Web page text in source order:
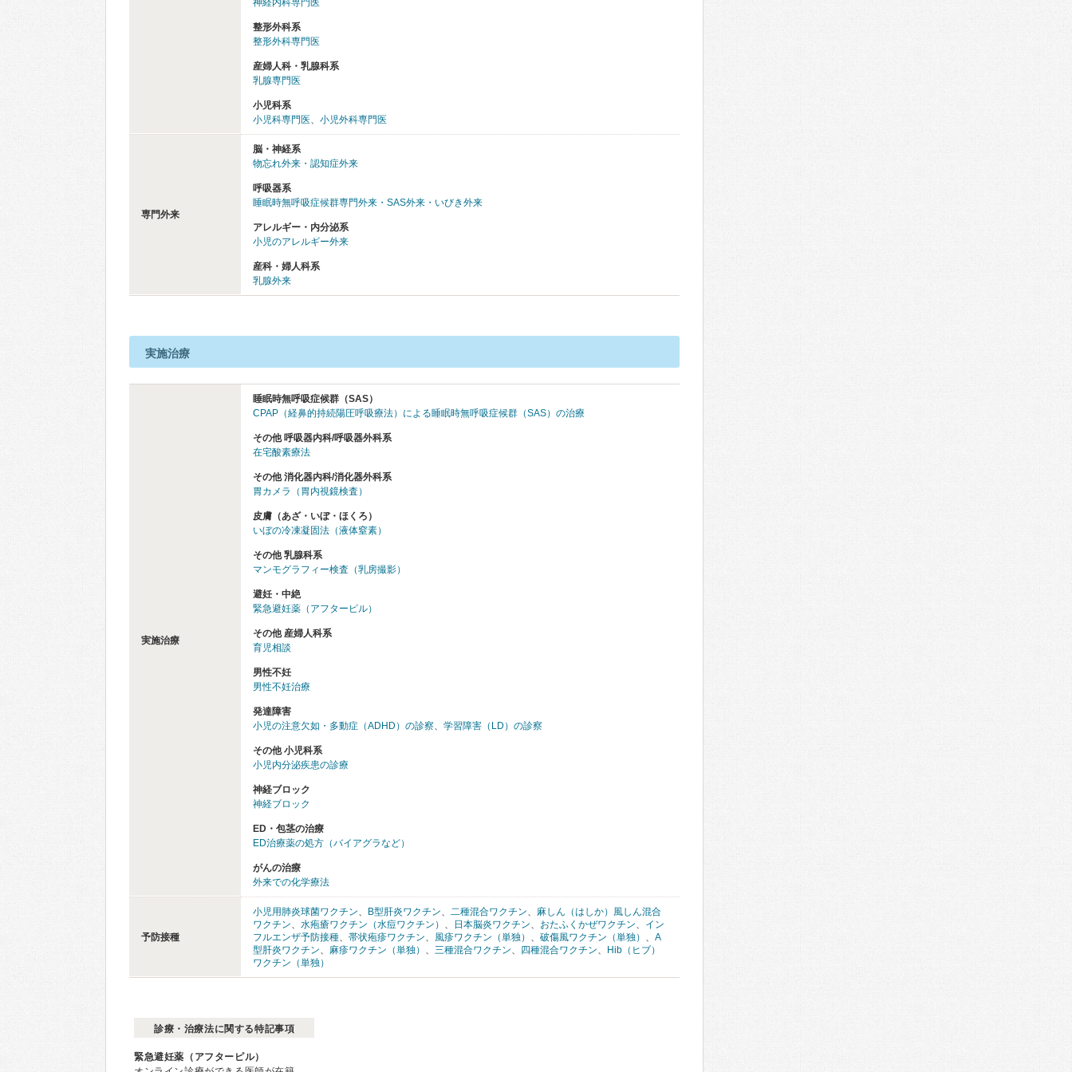
神経内科専門医
整形外科系
整形外科専門医
産婦人科・乳腺科系
乳腺専門医
小児科系
小児科専門医、 小児外科専門医
専門外来
脳・神経系
物忘れ外来・認知症外来
呼吸器系
睡眠時無呼吸症候群専門外来・SAS外来・いびき外来
アレルギー・内分泌系
小児のアレルギー外来
産科・婦人科系
乳腺外来
実施治療
実施治療
睡眠時無呼吸症候群（SAS）
CPAP（経鼻的持続陽圧呼吸療法）による睡眠時無呼吸症候群（SAS）の治療
その他 呼吸器内科/呼吸器外科系
在宅酸素療法
その他 消化器内科/消化器外科系
胃カメラ（胃内視鏡検査）
皮膚（あざ・いぼ・ほくろ）
いぼの冷凍凝固法（液体窒素）
その他 乳腺科系
マンモグラフィー検査（乳房撮影）
避妊・中絶
緊急避妊薬（アフターピル）
その他 産婦人科系
育児相談
男性不妊
男性不妊治療
発達障害
小児の注意欠如・多動症（ADHD）の診察、 学習障害（LD）の診察
その他 小児科系
小児内分泌疾患の診療
神経ブロック
神経ブロック
ED・包茎の治療
ED治療薬の処方（バイアグラなど）
がんの治療
外来での化学療法
予防接種
小児用肺炎球菌ワクチン、 B型肝炎ワクチン、 二種混合ワクチン、 麻しん（はしか）風しん混合
ワクチン、 水疱瘡ワクチン（水痘ワクチン） 、 日本脳炎ワクチン、 おたふくかぜワクチン、 イン
フルエンザ予防接種、 帯状疱疹ワクチン、 風疹ワクチン（単独） 、 破傷風ワクチン（単独） 、 A
型肝炎ワクチン、 麻疹ワクチン（単独） 、 三種混合ワクチン、 四種混合ワクチン、
Hib（ヒブ）
ワクチン（単独）
診療・治療法に関する特記事項
緊急避妊薬（アフターピル）